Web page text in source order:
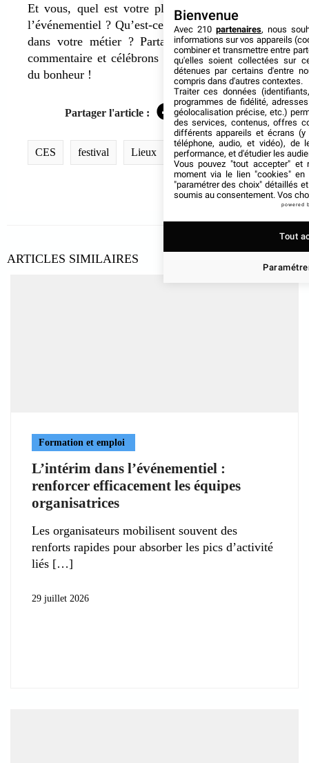
Et vous, quel est votre plus beau souvenir dans
l’événementiel ? Qu’est-ce qui vous rend heureux
dans votre métier ? Partagez vos anecdotes en
commentaire et célébrons ensemble cette journée
du bonheur !
Partager l'article : Facebook
TwitterLinkedIn
CES festival Lieux
ARTICLES SIMILAIRES
Formation et emploi
L’intérim dans l’événementiel :
renforcer efficacement les équipes
organisatrices
Les organisateurs mobilisent souvent des
renforts rapides pour absorber les pics d’activité
liés
29 juillet 2026
Bienvenue
Avec 210 partenaires, nous
informations sur vos appareils
combiner et transmettre entre
qu'elles soient collectées sur
détenues par certains d'entre
compris dans d'autres contextes.
Traiter ces données
programmes de fidélité,
géolocalisation précise, etc.)
des services, contenus, offres
différents appareils et écrans (y
téléphone, audio, et vidéo), de
performance, et d'étudier les
Vous pouvez "tout accepter" et
moment via le lien "cookies" en
"paramétrer des choix" détaillés
soumis au consentement. Vos
powered
Tout